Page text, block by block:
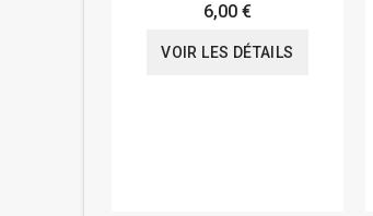
6,00 €
VOIR LES DÉTAILS